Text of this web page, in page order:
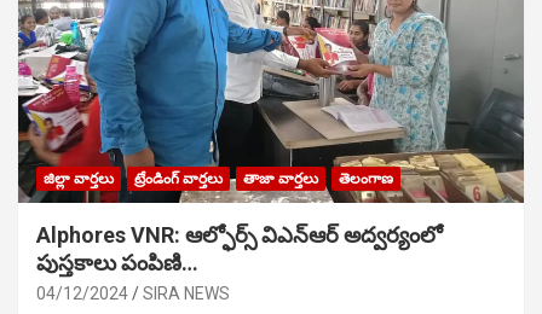
జిల్లా వార్తలు ట్రేండింగ్ వార్తలు తాజా వార్తలు తెలంగాణ
Alphores VNR: ఆల్ఫోర్స్ విఎన్ఆర్ అద్వర్యంలో
పుస్తకాలు పంపిణి…
04/12/2024 SIRA NEWS